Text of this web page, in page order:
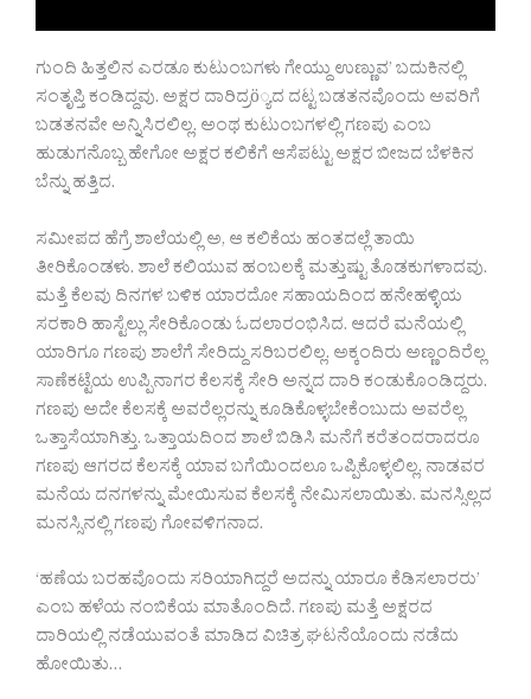
ಗುಂದಿ ಹಿತ್ತಲಿನ ಎರಡೂ ಕುಟುಂಬಗಳು ಗೇಯ್ದು ಉಣ್ಣುವ’ ಬದುಕಿನಲ್ಲಿ
ಸಂತೃಪ್ತಿ ಕಂಡಿದ್ದವು. ಅಕ್ಷರ ದಾರಿದ್ರö್ಯದ ದಟ್ಟ ಬಡತನವೊಂದು ಅವರಿಗೆ
ಬಡತನವೇ ಅನ್ನಿಸಿರಲಿಲ್ಲ. ಅಂಥ ಕುಟುಂಬಗಳಲ್ಲಿ ಗಣಪು ಎಂಬ
ಹುಡುಗನೊಬ್ಬ ಹೇಗೋ ಅಕ್ಷರ ಕಲಿಕೆಗೆ ಆಸೆಪಟ್ಟು ಅಕ್ಷರ ಬೀಜದ ಬೆಳಕಿನ
ಬೆನ್ನು ಹತ್ತಿದ.
ಸಮೀಪದ ಹೆಗ್ರೆ ಶಾಲೆಯಲ್ಲಿ ಅ, ಆ ಕಲಿಕೆಯ ಹಂತದಲ್ಲೆ ತಾಯಿ
ತೀರಿಕೊಂಡಳು. ಶಾಲೆ ಕಲಿಯುವ ಹಂಬಲಕ್ಕೆ ಮತ್ತುಷ್ಟು ತೊಡಕುಗಳಾದವು.
ಮತ್ತೆ ಕೆಲವು ದಿನಗಳ ಬಳಿಕ ಯಾರದೋ ಸಹಾಯದಿಂದ ಹನೇಹಳ್ಳಿಯ
ಸರಕಾರಿ ಹಾಸ್ಟೆಲ್ಲು ಸೇರಿಕೊಂಡು ಓದಲಾರಂಭಿಸಿದ. ಆದರೆ ಮನೆಯಲ್ಲಿ
ಯಾರಿಗೂ ಗಣಪು ಶಾಲೆಗೆ ಸೇರಿದ್ದು ಸರಿಬರಲಿಲ್ಲ. ಅಕ್ಕಂದಿರು ಅಣ್ಣಂದಿರೆಲ್ಲ
ಸಾಣೆಕಟ್ಟೆಯ ಉಪ್ಪಿನಾಗರ ಕೆಲಸಕ್ಕೆ ಸೇರಿ ಅನ್ನದ ದಾರಿ ಕಂಡುಕೊಂಡಿದ್ದರು.
ಗಣಪು ಅದೇ ಕೆಲಸಕ್ಕೆ ಅವರೆಲ್ಲರನ್ನು ಕೂಡಿಕೊಳ್ಳಬೇಕೆಂಬುದು ಅವರೆಲ್ಲ
ಒತ್ತಾಸೆಯಾಗಿತ್ತು. ಒತ್ತಾಯದಿಂದ ಶಾಲೆ ಬಿಡಿಸಿ ಮನೆಗೆ ಕರೆತಂದರಾದರೂ
ಗಣಪು ಆಗರದ ಕೆಲಸಕ್ಕೆ ಯಾವ ಬಗೆಯಿಂದಲೂ ಒಪ್ಪಿಕೊಳ್ಳಲಿಲ್ಲ. ನಾಡವರ
ಮನೆಯ ದನಗಳನ್ನು ಮೇಯಿಸುವ ಕೆಲಸಕ್ಕೆ ನೇಮಿಸಲಾಯಿತು. ಮನಸ್ಸಿಲ್ಲದ
ಮನಸ್ಸಿನಲ್ಲಿ ಗಣಪು ಗೋವಳಿಗನಾದ.
‘ಹಣೆಯ ಬರಹವೊಂದು ಸರಿಯಾಗಿದ್ದರೆ ಅದನ್ನು ಯಾರೂ ಕೆಡಿಸಲಾರರು’
ಎಂಬ ಹಳೆಯ ನಂಬಿಕೆಯ ಮಾತೊಂದಿದೆ. ಗಣಪು ಮತ್ತೆ ಅಕ್ಷರದ
ದಾರಿಯಲ್ಲಿ ನಡೆಯುವಂತೆ ಮಾಡಿದ ವಿಚಿತ್ರ ಘಟನೆಯೊಂದು ನಡೆದು
ಹೋಯಿತು…